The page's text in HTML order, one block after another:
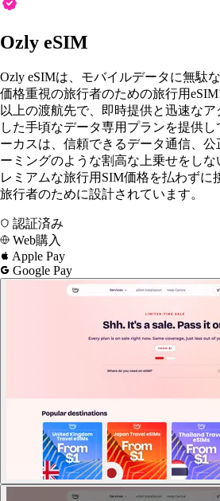
Ozly eSIM
Ozly eSIMは、モバイルデータに無駄
価格重視の旅行者のための旅行用
以上の渡航先で、即時提供と迅速な
した手頃なデータ専用プランを提供
ーカスは、信頼できるデータ通信、
ーミングのような割高な上乗せをし
レミアムな旅行用SIM価格を払わずに
旅行者のために設計されています。
認証済み
Web購入
Apple Pay
Google Pay